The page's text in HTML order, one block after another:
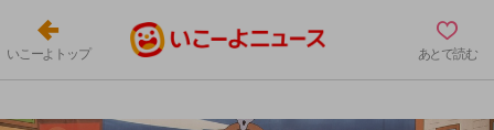
いこーよトップ あとで読む